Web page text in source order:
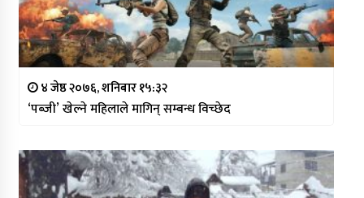
४ जेष्ठ २०७६, शनिबार १५:३२
‘पब्जी’ खेल्ने महिलाले मागिन् सम्बन्ध विच्छेद